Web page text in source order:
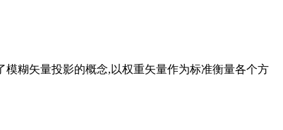
糊矢量投影的概念,以权重矢量作为标准衡量各个方